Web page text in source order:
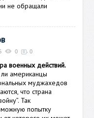
не обращали
0 0
военных действий.
ли американцы
муджахедов
что страна
Так
попытку